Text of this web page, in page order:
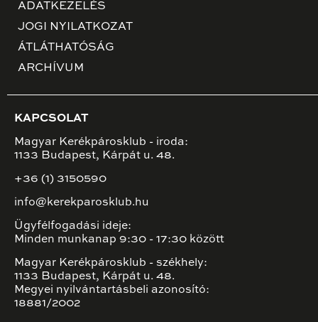
ADATKEZELÉS
JOGI NYILATKOZAT
ÁTLÁTHATÓSÁG
ARCHÍVUM
KAPCSOLAT
Magyar Kerékpárosklub - iroda:
1133 Budapest, Kárpát u. 48.
+36 (1) 3150590
info@kerekparosklub.hu
Ügyfélfogadási ideje:
Minden munkanap 9:30 - 17:30 között
Magyar Kerékpárosklub - székhely:
1133 Budapest, Kárpát u. 48.
Megyei nyilvántartásbeli azonosító:
18881/2002